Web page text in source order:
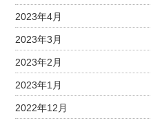
2023年4月
2023年3月
2023年2月
2023年1月
2022年12月